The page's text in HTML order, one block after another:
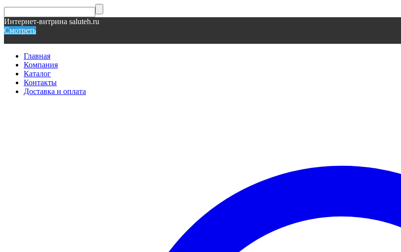
Интернет-витрина saluteh.ru
Смотреть
Главная
Компания
Каталог
Контакты
Доставка и оплата